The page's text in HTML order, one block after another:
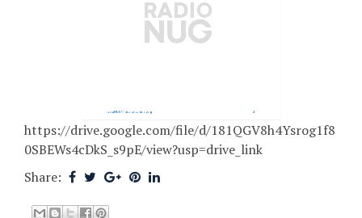
https://drive.google.com/file/d/181QGV8h4Ysrog1f8
0SBEWs4cDkS_s9pE/view?usp=drive_link
Share: